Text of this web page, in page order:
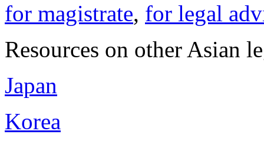
for magistrate, for legal
Resources on other Asian
Japan
Korea